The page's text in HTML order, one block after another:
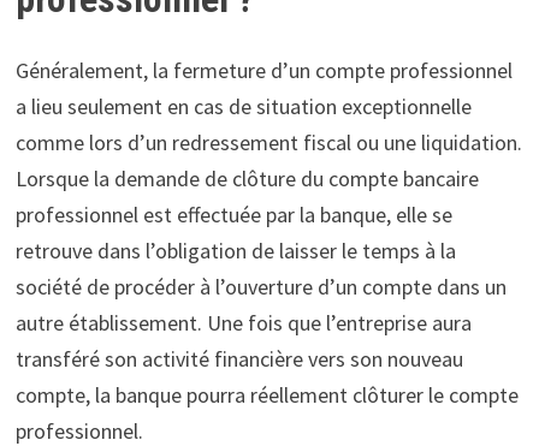
Généralement, la fermeture d’un compte professionnel
a lieu seulement en cas de situation exceptionnelle
comme lors d’un redressement fiscal ou une liquidation.
Lorsque la demande de clôture du compte bancaire
professionnel est effectuée par la banque, elle se
retrouve dans l’obligation de laisser le temps à la
société de procéder à l’ouverture d’un compte dans un
autre établissement. Une fois que l’entreprise aura
transféré son activité financière vers son nouveau
compte, la banque pourra réellement clôturer le compte
professionnel.